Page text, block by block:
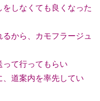
しなくても良くなった
から、カモフラージュ
って行ってもらい
道案内を率先してい